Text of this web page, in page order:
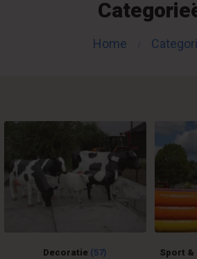
Home
Decoratie (57) Sport &